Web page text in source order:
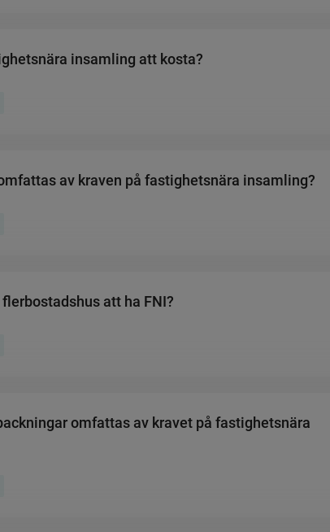
insamling att kosta?
av kraven på fastighetsnära insamling?
att ha FNI?
omfattas av kravet på fastighetsnära